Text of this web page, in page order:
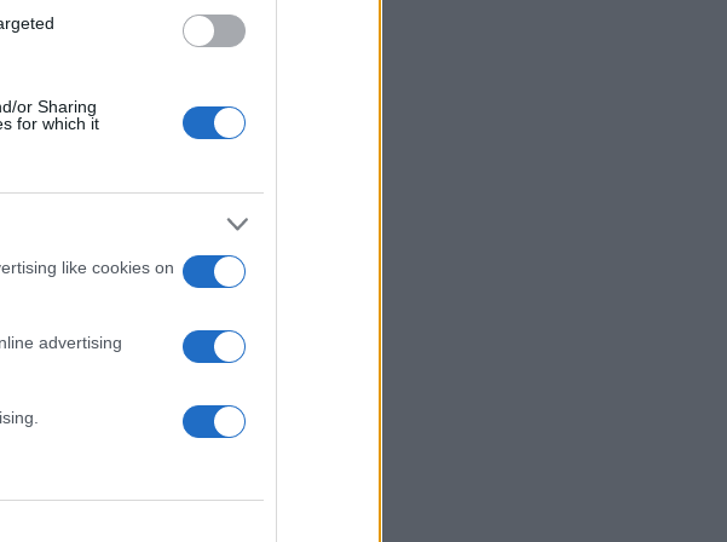
or Sharing
for which it
like cookies on
advertising